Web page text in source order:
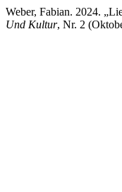
Weber, Fabian. 2024.
Und Kultur, Nr. 2